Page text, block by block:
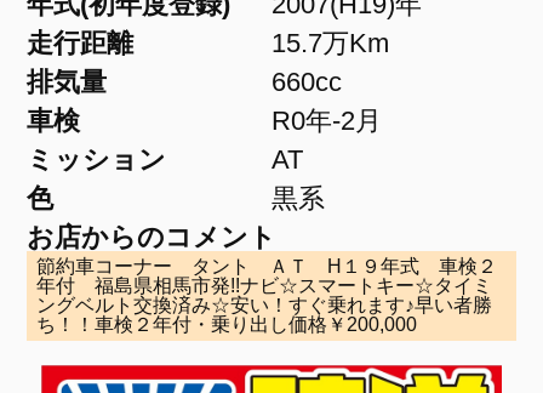
走行距離
15.7万Km
排気量
660cc
車検
R0年-2月
ミッション
AT
色
黒系
お店からのコメント
節約車コーナー タント ＡＴ H１９年式 車検２
年付 福島県相馬市発!!ナビ☆スマートキー☆タイミ
ングベルト交換済み☆安い！すぐ乗れます♪早い者勝
ち！！車検２年付・乗り出し価格￥200,000